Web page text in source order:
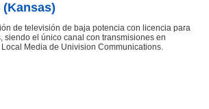
de televisión de baja potencia con licencia para
siendo el único canal con transmisiones en
Media de Univision Communications.